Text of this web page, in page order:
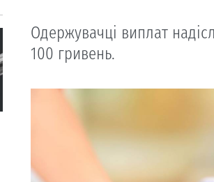
Одержувачці виплат
100 гривень.